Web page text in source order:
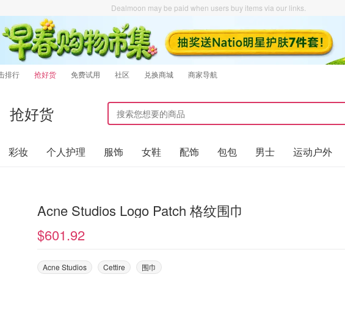
Dealmoon may be paid when users buy items via our links.
排行 抢好货 免费试用 社区 兑换商城 商家导航
抢好货
彩妆 个人护理 服饰 女鞋 配饰 包包 男士 运动户外
Acne Studios Logo Patch 格纹围巾
$601.92
Acne Studios Cettire 围巾